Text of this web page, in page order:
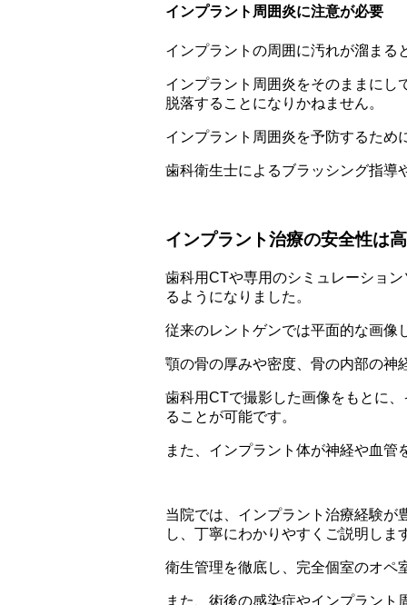
インプラント周囲炎に注意が必要
インプラントの周囲に汚れが溜まる
インプラント周囲炎をそのままにし
脱落することになりかねません。
インプラント周囲炎を予防するため
歯科衛生士によるブラッシング指導
インプラント治療の安全性は
歯科用CTや専用のシミュレーショ
るようになりました。
従来のレントゲンでは平面的な画像
顎の骨の厚みや密度、骨の内部の神
歯科用CTで撮影した画像をもとに
ることが可能です。
また、インプラント体が神経や血
当院では、インプラント治療経験が
し、丁寧にわかりやすくご説明し
衛生管理を徹底し、完全個室のオペ
また、術後の感染症やインプラン